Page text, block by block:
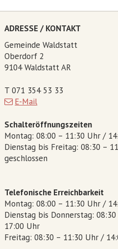
ADRESSE / KONTAKT
Gemeinde Waldstatt
Oberdorf 2
9104 Waldstatt AR
T 071 354 53 33
E-Mail
Schalteröffnungszeiten
Montag: 08:00 – 11:30 Uhr /
Dienstag bis Freitag: 08:30 –
geschlossen
Telefonische Erreichbarkeit
Montag: 08:00 – 11:30 Uhr /
Dienstag bis Donnerstag:
17:00 Uhr
Freitag: 08:30 – 11:30 Uhr /